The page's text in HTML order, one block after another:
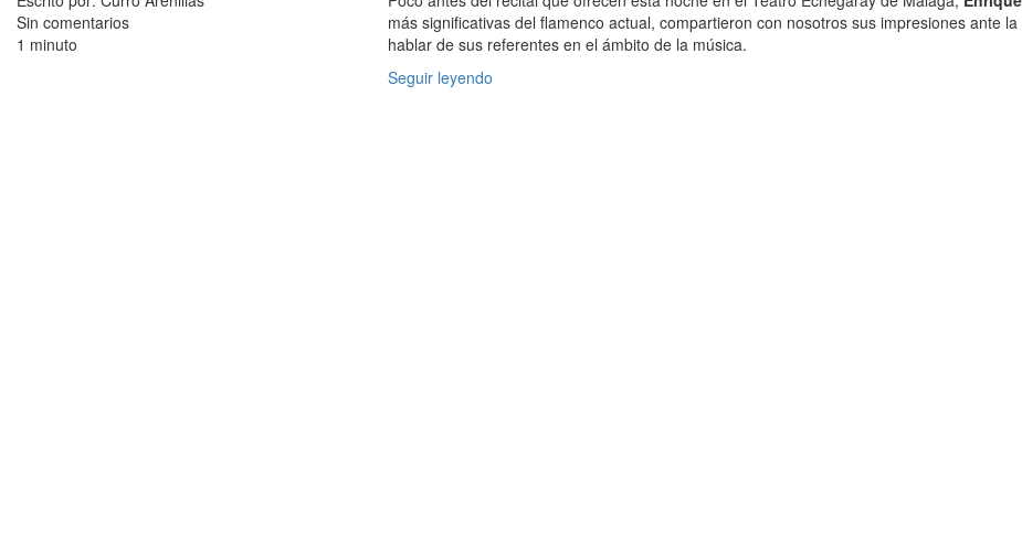
Sin comentarios
1 minuto
más significativas del flamenco actual, compartieron con nosotros sus impresiones ante
hablar de sus referentes en el ámbito de la música.
Seguir leyendo